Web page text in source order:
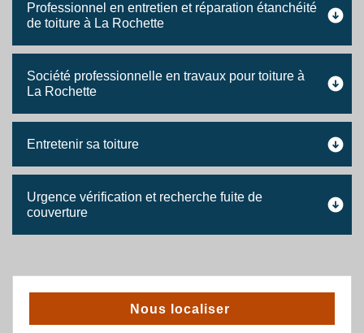
Professionnel en entretien et réparation étanchéité
de toiture à La Rochette
Société professionnelle en travaux pour toiture à
La Rochette
Entretenir sa toiture
Urgence vérification et recherche fuite de
couverture
Nous localiser